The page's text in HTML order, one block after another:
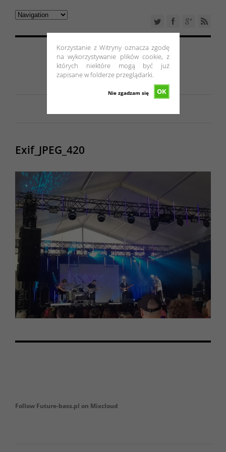
Korzystanie z Witryny oznacza zgodę
na wykorzystywanie plików cookie, z
których niektóre mogą być już
zapisane w folderze przeglądarki.
OK
Nie zgadzam się
Exif_JPEG_420
Follow Future-bass.pl on Mixcloud